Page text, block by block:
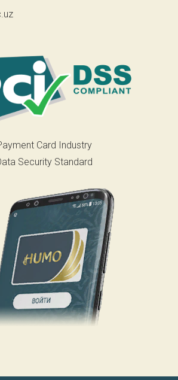
Card Industry
Security Standard